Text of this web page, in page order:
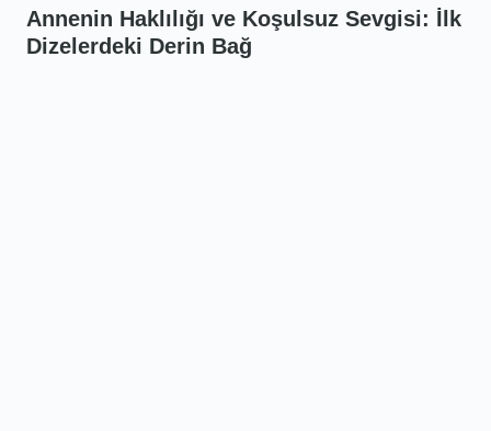
Annenin Haklılığı ve Koşulsuz Sevgisi: İlk
Dizelerdeki Derin Bağ